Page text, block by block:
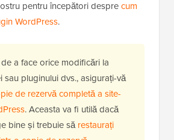
pentru începători desprecum
WordPress.
a face orice modificări la
sau pluginului dvs., asigurați-vă
de rezervă completă a site-
. Aceasta va fi utilă dacă
bine și trebuie sărestaurați